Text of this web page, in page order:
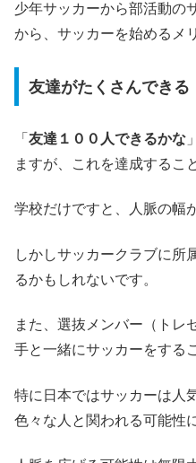
少年サッカーから部活動の
から、サッカーを始めるメ
友達がたくさんできる
「 友達１００人できるかな
ますが、これを達成するこ
学校だけですと、人脈の幅
しかしサッカークラブに所
るかもしれないです。
また、選抜メンバー（トレ
手と一緒にサッカーをする
特に日本ではサッカーは人
色々な人と関われる可能性